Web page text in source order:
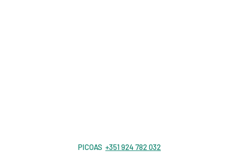
PICOAS +351 924 782 032